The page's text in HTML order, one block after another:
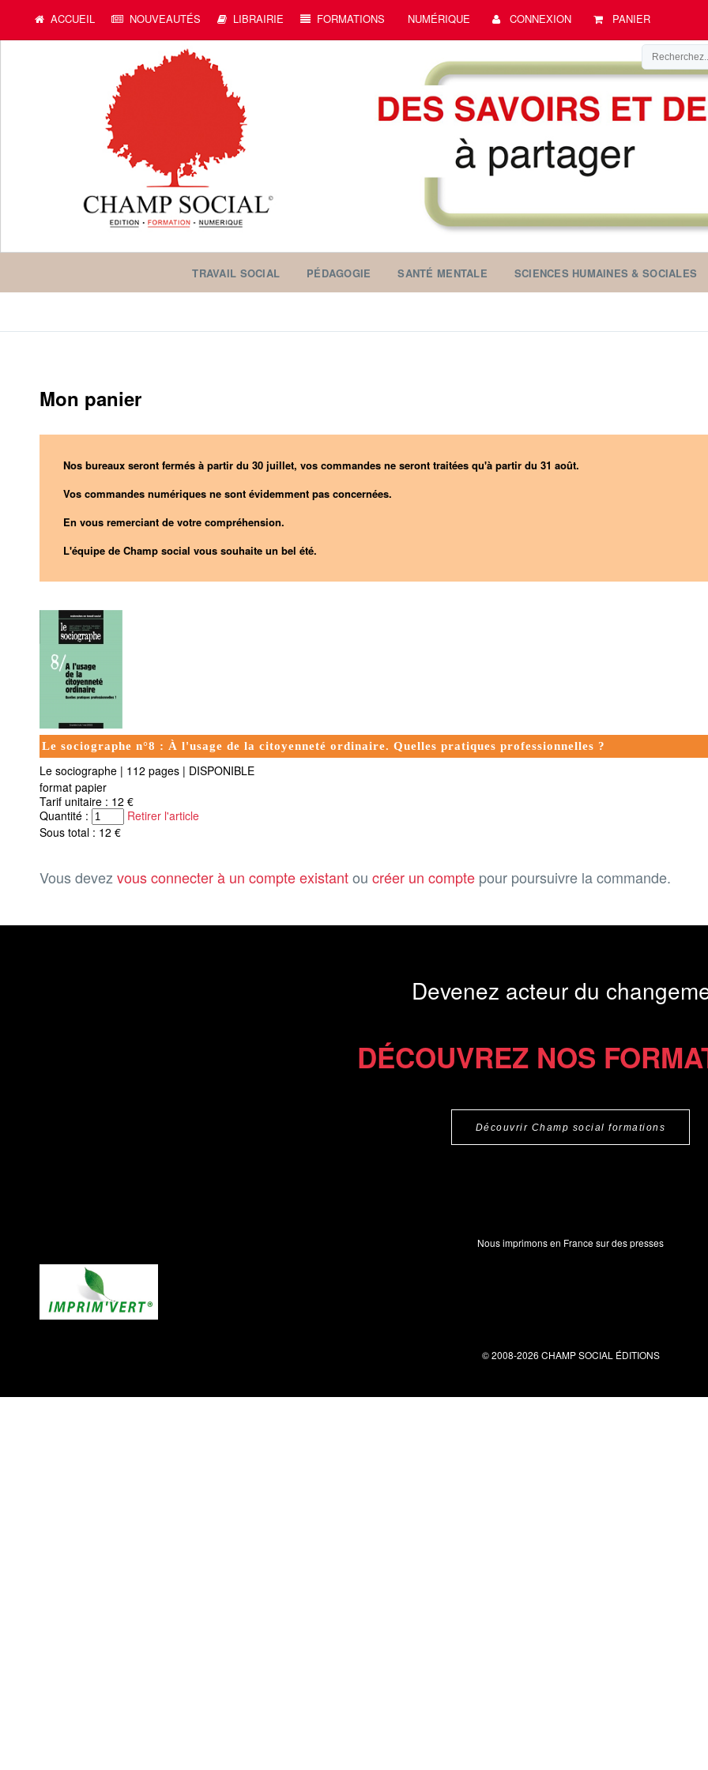
ACCUEIL NOUVEAUTÉS LIBRAIRIE FORMATIONS NUMÉRIQUE CONNEXION PANIER
TRAVAIL SOCIAL PÉDAGOGIE SANTÉ MENTALE SCIENCES HUMAINES & SOCIALES
Mon panier
Nos bureaux seront fermés à partir du 30 juillet, vos commandes ne seront traitées qu'à partir du 31 août.
Vos commandes numériques ne sont évidemment pas concernées.
En vous remerciant de votre compréhension.
L'équipe de Champ social vous souhaite un bel été.
Le sociographe n°8 : À l'usage de la citoyenneté ordinaire. Quelles pratiques professionnelles ?
Le sociographe | 112 pages | DISPONIBLE
format papier
Tarif unitaire : 12 €
Quantité :
Retirer l'article
Sous total : 12 €
Vous devezvous connecter à un compte existantou créer un compte pour poursuivre la commande.
Devenez acteur du
DÉCOUVREZ NOS
Découvrir Champ social formations
Nous imprimons en France sur des presses
© 2008-2026 CHAMP SOCIAL ÉDITIONS